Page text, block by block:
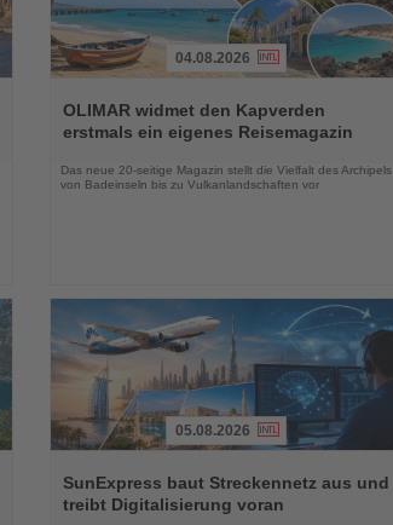
Sie
die
04.08.2026
OLIMAR widmet den Kapverden
erstmals ein eigenes Reisemagazin
Das neue 20-seitige Magazin stellt die Vielfalt des Archipels
von Badeinseln bis zu Vulkanlandschaften vor
Sie
die
Nachrichten
05.08.2026
SunExpress baut Streckennetz aus und
treibt Digitalisierung voran